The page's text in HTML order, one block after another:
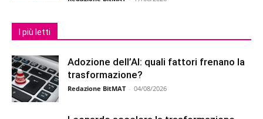
I più letti
Adozione dell’AI: quali fattori frenano la
trasformazione?
Redazione BitMAT - 04/08/2026